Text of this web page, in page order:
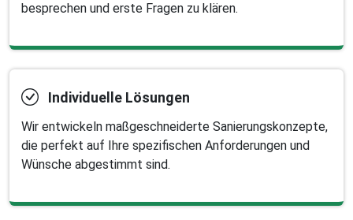
besprechen und erste Fragen zu klären.
Individuelle Lösungen
Wir entwickeln maßgeschneiderte Sanierungskonzepte,
die perfekt auf Ihre spezifischen Anforderungen und
Wünsche abgestimmt sind.